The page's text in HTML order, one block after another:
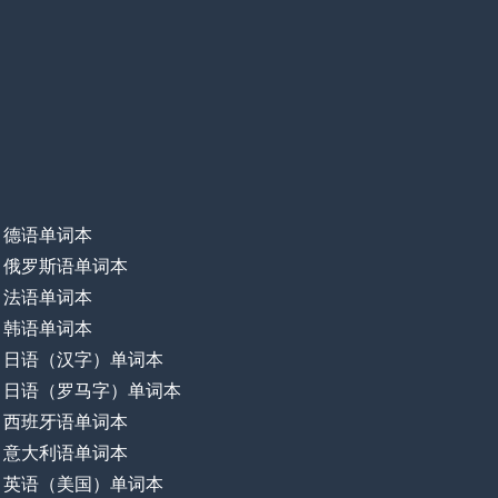
德语单词本
俄罗斯语单词本
法语单词本
韩语单词本
日语（汉字）单词本
日语（罗马字）单词本
西班牙语单词本
意大利语单词本
英语（美国）单词本